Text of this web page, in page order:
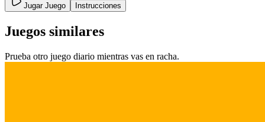
Jugar Juego Instrucciones
Juegos similares
Prueba otro juego diario mientras vas en racha.